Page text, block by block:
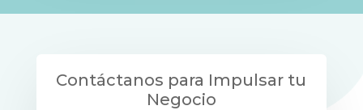
Contáctanos para Impulsar tu
Negocio